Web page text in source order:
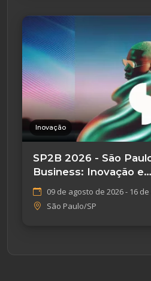
Inovação
SP2B 2026 - São
Business: Inovação e
Empreendedorismo
09 de agosto de 2026 - 16
São Paulo/SP